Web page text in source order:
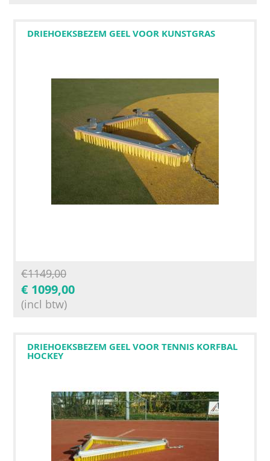
DRIEHOEKSBEZEM GEEL VOOR KUNSTGRAS
€1149,00
€ 1099,00
(incl btw)
DRIEHOEKSBEZEM GEEL VOOR TENNIS KORFBAL
HOCKEY